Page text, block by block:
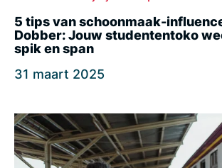
5 tips van schoonmaak-
Dobber: Jouw studententoko
spik en span
31 maart 2025